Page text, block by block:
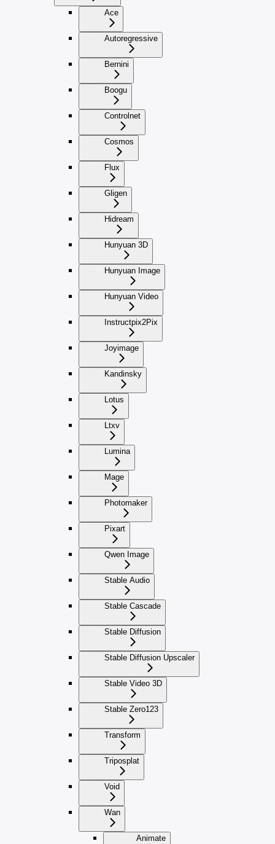
Ace
Autoregressive
Bernini
Boogu
Controlnet
Cosmos
Flux
Gligen
Hidream
Hunyuan 3D
Hunyuan Image
Hunyuan Video
Instructpix2Pix
Joyimage
Kandinsky
Lotus
Ltxv
Lumina
Mage
Photomaker
Pixart
Qwen Image
Stable Audio
Stable Cascade
Stable Diffusion
Stable Diffusion Upscaler
Stable Video 3D
Stable Zero123
Transform
Triposplat
Void
Wan
Animate